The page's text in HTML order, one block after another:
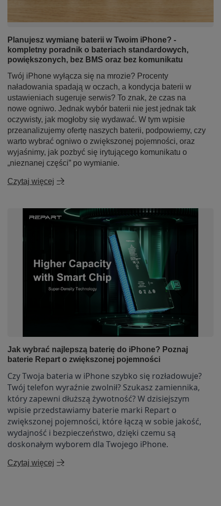
Planujesz wymianę baterii w Twoim iPhone? -
kompletny poradnik o bateriach standardowych,
powiększonych, bez BMS oraz bez komunikatu
Twój iPhone wyłącza się na mrozie? Procenty
naładowania spadają w oczach, a kondycja baterii w
ustawieniach sugeruje serwis? To znak, że czas na
nowe ogniwo. Jednak wybór baterii nie jest jednak tak
oczywisty, jak mogłoby się wydawać. W tym wpisie
przeanalizujemy ofertę naszych baterii, podpowiemy, czy
warto wybrać ogniwo o zwiększonej pojemności, oraz
wyjaśnimy, jak pozbyć się irytującego komunikatu o
„nieznanej części” po wymianie.
Czytaj więcej
Jak wybrać najlepszą baterię do iPhone? Poznaj
baterie Repart o zwiększonej pojemności
Czy Twoja bateria w iPhone szybko się rozładowuje?
Twój telefon wyraźnie zwolnił? Szukasz zamiennika,
który zapewni dłuższą żywotność?W dzisiejszym
wpisie przedstawiamy baterie marki Repart o
zwiększonej pojemności, które łączą w sobie jakość,
wydajność i bezpieczeństwo, dzięki czemu są
doskonałym wyborem dla Twojego iPhone.
Czytaj więcej